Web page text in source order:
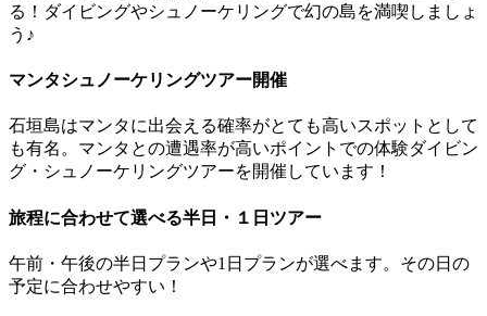
る！ダイビングやシュノーケリングで幻の島を満喫しましょ
う♪
マンタシュノーケリングツアー開催
石垣島はマンタに出会える確率がとても高いスポットとして
も有名。マンタとの遭遇率が高いポイントでの体験ダイビン
グ・シュノーケリングツアーを開催しています！
旅程に合わせて選べる半日・１日ツアー
午前・午後の半日プランや1日プランが選べます。その日の
予定に合わせやすい！